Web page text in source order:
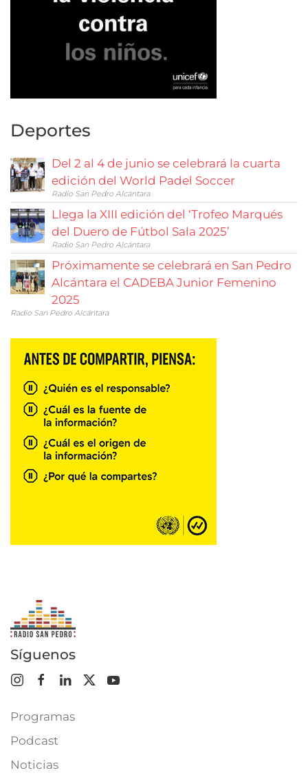
Deportes
Del 2 al 4 de junio se celebrará la cuarta
edición del World Padel Soccer
Radio San Pedro Alcántara
Llega la XIII edición del ‘Trofeo Marqués
del Duero de Fútbol Sala 2025’
Radio San Pedro Alcántara
Próximamente se celebrará en San Pedro
Alcántara el CADEBA Junior Femenino
2025
Radio San Pedro Alcántara
Síguenos
Programas
Podcast
Noticias